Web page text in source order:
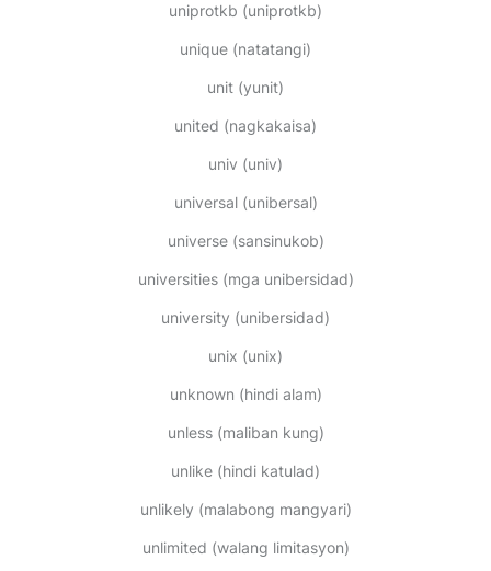
uniprotkb (uniprotkb)
unique (natatangi)
unit (yunit)
united (nagkakaisa)
univ (univ)
universal (unibersal)
universe (sansinukob)
universities (mga unibersidad)
university (unibersidad)
unix (unix)
unknown (hindi alam)
unless (maliban kung)
unlike (hindi katulad)
unlikely (malabong mangyari)
unlimited (walang limitasyon)